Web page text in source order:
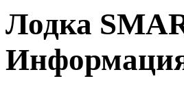
Лодка